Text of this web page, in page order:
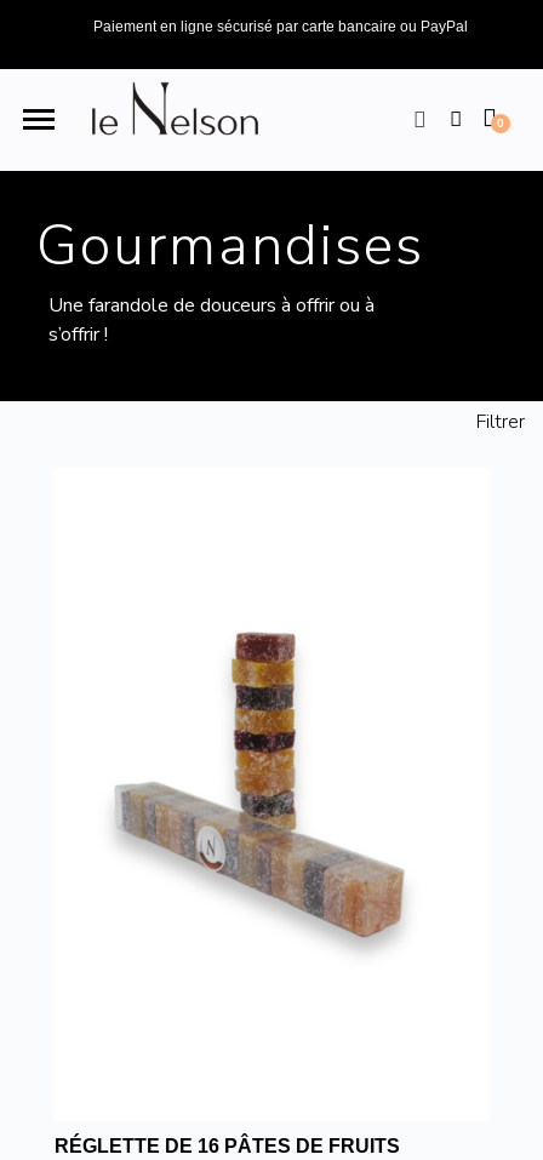
Paiement en ligne sécurisé par carte bancaire ou PayPal
Gourmandises
Une farandole de douceurs à offrir ou à
s’offrir !
Filtrer
RÉGLETTE DE 16 PÂTES DE FRUITS